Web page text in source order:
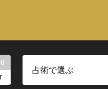
占術で選ぶ